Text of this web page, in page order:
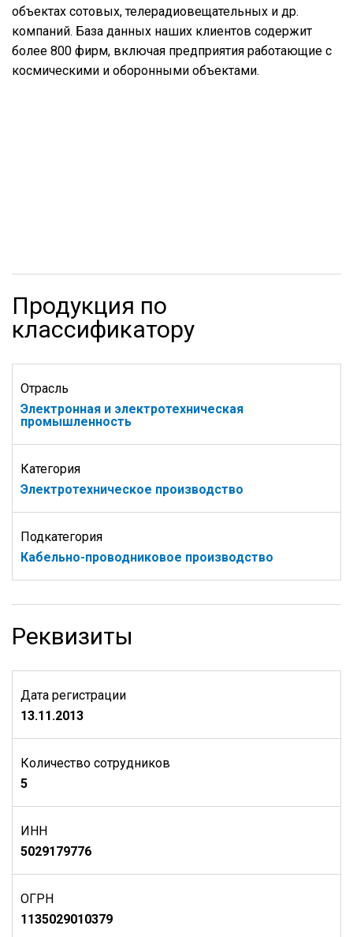
объектах сотовых, телерадиовещательных и др.
компаний. База данных наших клиентов содержит
более 800 фирм, включая предприятия работающие с
космическими и оборонными объектами.
Продукция по
классификатору
Отрасль
Электронная и электротехническая
промышленность
Категория
Электротехническое производство
Подкатегория
Кабельно-проводниковое производство
Реквизиты
Дата регистрации
13.11.2013
Количество сотрудников
5
ИНН
5029179776
ОГРН
1135029010379